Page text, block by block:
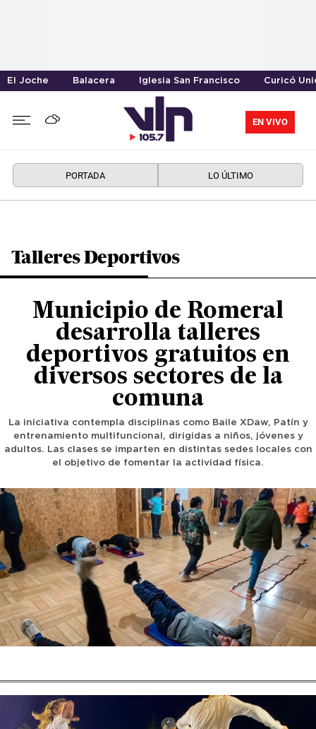
El Joche Balacera Iglesia San Francisco Curicó
EN VIVO
PORTADA LO ÚLTIMO
Talleres Deportivos
Municipio de Romeral
desarrolla talleres
deportivos gratuitos en
diversos sectores de la
comuna
La iniciativa contempla disciplinas como Baile XDaw, Patín y
entrenamiento multifuncional, dirigidas a niños, jóvenes y
adultos. Las clases se imparten en distintas sedes locales con
el objetivo de fomentar la actividad física.